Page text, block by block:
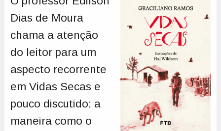
Dias de Moura
chama a atenção
do leitor para um
aspecto recorrente
em Vidas Secas e
pouco discutido: a
maneira como o